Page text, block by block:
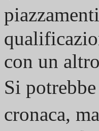
con un
Si
cronaca,